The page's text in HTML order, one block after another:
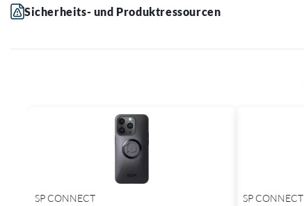
Sicherheits- und Produktressourcen
SP CONNECT
SP CONNECT